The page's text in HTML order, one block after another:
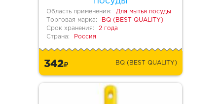
Область применения:
Для мытья посуды
Торговая марка:
BQ (BEST QUALITY)
Срок хранения:
2 года
Страна:
Россия
342 BQ (BEST QUALITY)